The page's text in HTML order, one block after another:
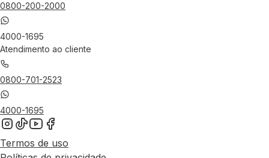
0800-200-2000
4000-1695
Atendimento ao cliente
0800-701-2523
4000-1695
Termos de uso